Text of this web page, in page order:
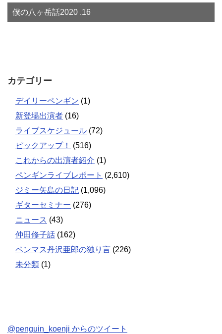
僕の八ヶ岳話2020 .16
カテゴリー
デイリーペンギン (1)
新登場出演者 (16)
ライブスケジュール (72)
ピックアップ！
(516)
これからの出演者紹介 (1)
ペンギンライブレポート (2,610)
ジミー矢島の日記 (1,096)
ギターセミナー (276)
ニュース (43)
仲田修子話 (162)
ペンマス丹沢亜郎の独り言 (226)
未分類 (1)
@penguin_koenji からのツイート